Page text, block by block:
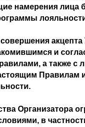
намерения лица
акцепта
и
а также с
Правилам
Организатора
в